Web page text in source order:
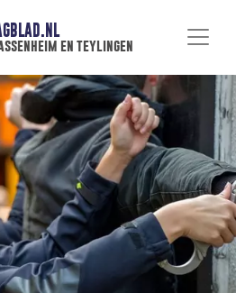
en teylingen